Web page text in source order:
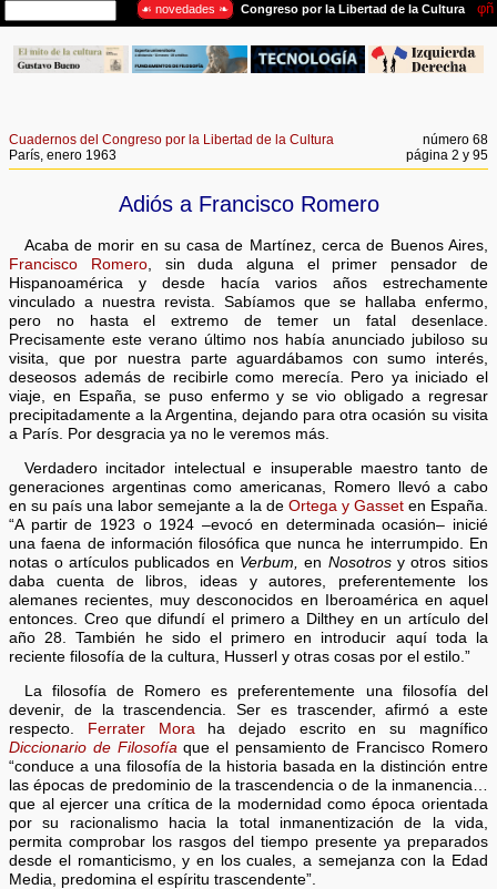
Cuadernos del Congreso por la Libertad de la Cultura
París, enero 1963
número 68
página 2 y 95
Adiós a Francisco Romero
Acaba de morir en su casa de Martínez, cerca de Buenos Aires,
Francisco Romero, sin duda alguna el primer pensador de
Hispanoamérica y desde hacía varios años estrechamente
vinculado a nuestra revista. Sabíamos que se hallaba enfermo,
pero no hasta el extremo de temer un fatal desenlace.
Precisamente este verano último nos había anunciado jubiloso su
visita, que por nuestra parte aguardábamos con sumo interés,
deseosos además de recibirle como merecía. Pero ya iniciado el
viaje, en España, se puso enfermo y se vio obligado a regresar
precipitadamente a la Argentina, dejando para otra ocasión su visita
a París. Por desgracia ya no le veremos más.
Verdadero incitador intelectual e insuperable maestro tanto de
generaciones argentinas como americanas, Romero llevó a cabo
en su país una labor semejante a la de Ortega y Gasseten España.
“A partir de 1923 o 1924 –evocó en determinada ocasión– inicié
una faena de información filosófica que nunca he interrumpido. En
notas o artículos publicados en Verbum, en Nosotrosy otros sitios
daba cuenta de libros, ideas y autores, preferentemente los
alemanes recientes, muy desconocidos en Iberoamérica en aquel
entonces. Creo que difundí el primero a Dilthey en un artículo del
año 28. También he sido el primero en introducir aquí toda la
reciente filosofía de la cultura, Husserl y otras cosas por el estilo.”
La filosofía de Romero es preferentemente una filosofía del
devenir, de la trascendencia. Ser es trascender, afirmó a este
respecto. Ferrater Mora ha dejado escrito en su magnífico
Diccionario de Filosofía que el pensamiento de Francisco Romero
“conduce a una filosofía de la historia basada en la distinción entre
las épocas de predominio de la trascendencia o de la inmanencia…
que al ejercer una crítica de la modernidad como época orientada
por su racionalismo hacia la total inmanentización de la vida,
permita comprobar los rasgos del tiempo presente ya preparados
desde el romanticismo, y en los cuales, a semejanza con la Edad
Media, predomina el espíritu trascendente”.